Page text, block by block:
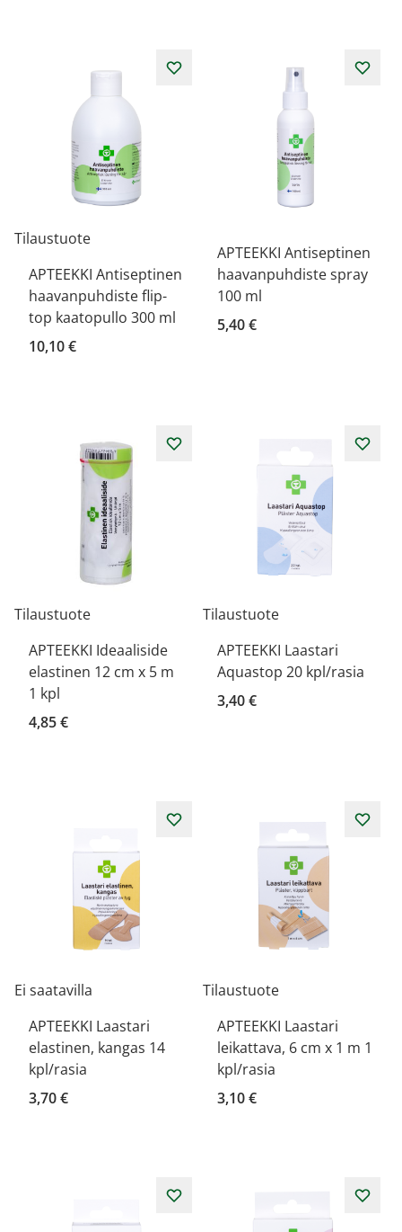
Tilaustuote
APTEEKKI Antiseptinen
haavanpuhdiste flip-
top kaatopullo 300 ml
10,10 €
APTEEKKI Antiseptinen
haavanpuhdiste spray
100 ml
5,40 €
Tilaustuote
APTEEKKI Ideaaliside
elastinen 12 cm x 5 m
1 kpl
4,85 €
Tilaustuote
APTEEKKI Laastari
Aquastop 20 kpl/rasia
3,40 €
Ei saatavilla
APTEEKKI Laastari
elastinen, kangas 14
kpl/rasia
3,70 €
Tilaustuote
APTEEKKI Laastari
leikattava, 6 cm x 1 m 1
kpl/rasia
3,10 €